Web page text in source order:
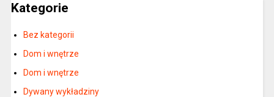
Kategorie
Bez kategorii
Dom i wnętrze
Dom i wnętrze
Dywany wykładziny